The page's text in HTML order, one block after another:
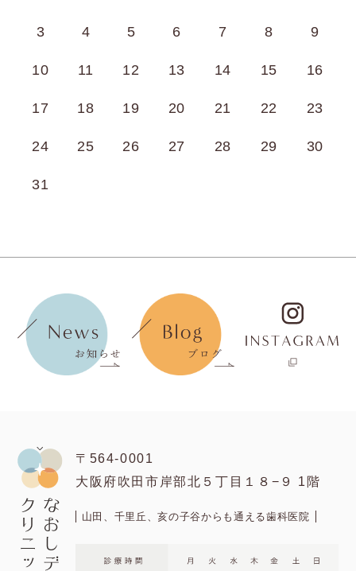
3 4 5 6 7 8 9
10 11 12 13 14 15 16
17 18 19 20 21 22 23
24 25 26 27 28 29 30
31
〒564-0001
大阪府吹田市岸部北５丁目１８−９ 1階
山田、千里丘、亥の子谷からも通える歯科医院